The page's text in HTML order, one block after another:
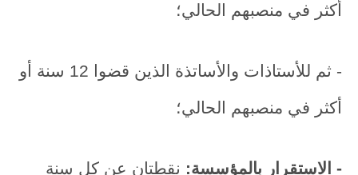
أكثر في منصبهم الحالي؛
- ثم للأستاذات والأساتذة الذين قضوا 12 سنة أو
أكثر في منصبهم الحالي؛
- الاستقرار بالمؤسسة: نقطتان عن كل سنة